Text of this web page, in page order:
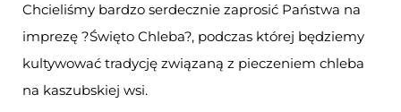
Chcieliśmy bardzo serdecznie zaprosić Państwa na
imprezę ?Święto Chleba?, podczas której będziemy
kultywować tradycję związaną z pieczeniem chleba
na kaszubskiej wsi.